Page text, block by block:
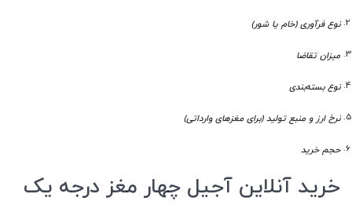
نوع فرآوری (خام یا شور)
میزان تقاضا
نوع بسته‌بندی
نرخ ارز و منبع تولید (برای مغزهای وارداتی)
حجم خرید
خرید آنلاین آجیل چهار مغز درجه یک